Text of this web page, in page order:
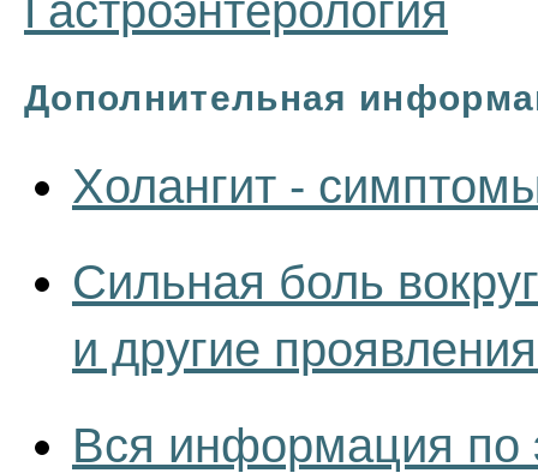
Гастроэнтерология
Дополнительная
Холангит -
Сильная боль
и другие
Вся информация по